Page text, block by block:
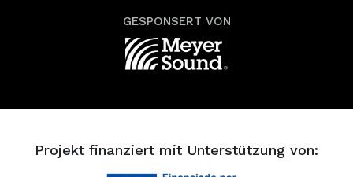
GESPONSERT VON
Projekt finanziert mit Unterstützung von: